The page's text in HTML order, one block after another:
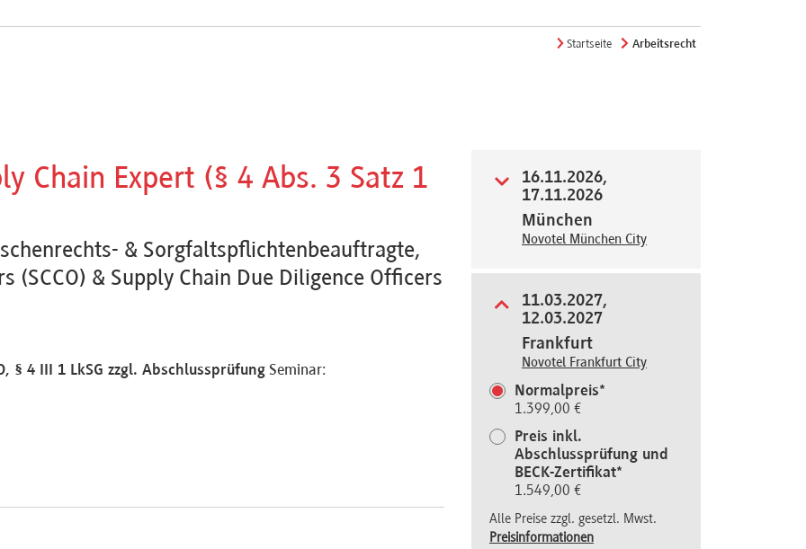
Startseite Arbeitsrecht
Chain Expert (§ 4 Abs. 3 Satz 1
& Sorgfaltspflichtenbeauftragte,
(SCCO) & Supply Chain Due Diligence Officers
§ 4 III 1 LkSG zzgl. Abschlussprüfung Seminar:
16.11.2026,
17.11.2026
München
Novotel München City
11.03.2027,
12.03.2027
Frankfurt
Novotel Frankfurt City
Normalpreis*
1.399,00 €
Preis inkl.
Abschlussprüfung und
BECK-Zertifikat*
1.549,00 €
Alle Preise zzgl. gesetzl. Mwst.
Preisinformationen